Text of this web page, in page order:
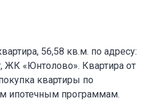
56,58 кв.м. по адресу:
ЖК «Юнтолово». Квартира от
квартиры по
ипотечным программам.